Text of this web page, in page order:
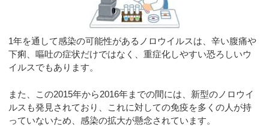
1年を通して感染の可能性があるノロウイルスは、辛い腹痛や
下痢、嘔吐の症状だけではなく、重症化しやすい恐ろしいウ
イルスでもあります。
また、この2015年から2016年までの間には、新型のノロウイ
ルスも発見されており、これに対しての免疫を多くの人が持
っていないため、感染の拡大が懸念されています。